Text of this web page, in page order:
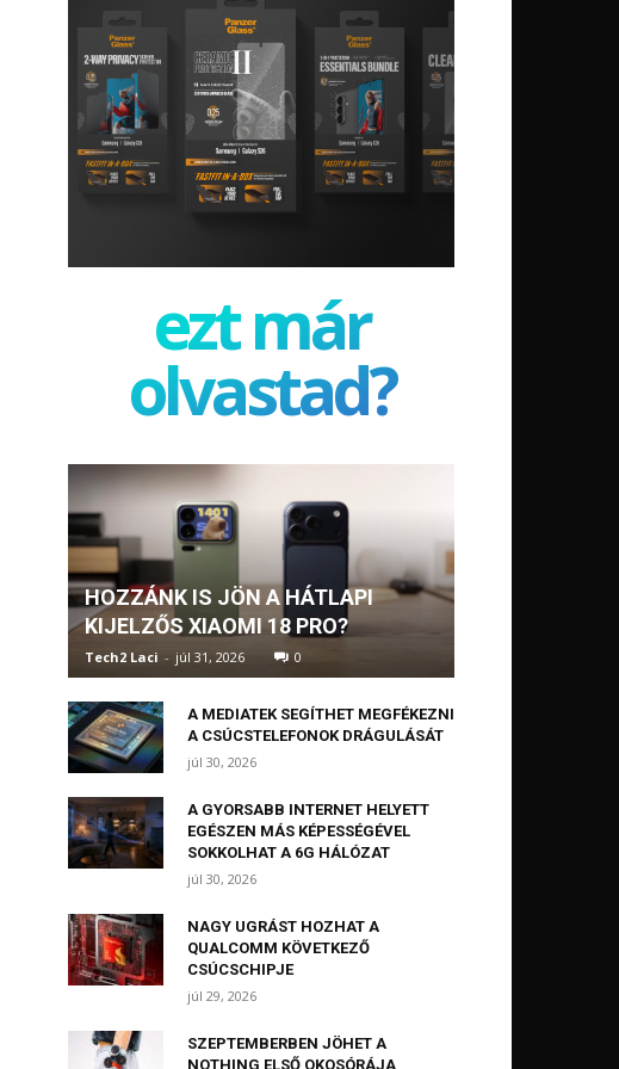
ezt már
olvastad?
HOZZÁNK IS JÖN A HÁTLAPI
KIJELZŐS XIAOMI 18 PRO?
Tech2 Laci - júl 31, 2026 0
A MEDIATEK SEGÍTHET MEGFÉKEZNI
A CSÚCSTELEFONOK DRÁGULÁSÁT
júl 30, 2026
A GYORSABB INTERNET HELYETT
EGÉSZEN MÁS KÉPESSÉGÉVEL
SOKKOLHAT A 6G HÁLÓZAT
júl 30, 2026
NAGY UGRÁST HOZHAT A
QUALCOMM KÖVETKEZŐ
CSÚCSCHIPJE
júl 29, 2026
SZEPTEMBERBEN JÖHET A
NOTHING ELSŐ OKOSÓRÁJA